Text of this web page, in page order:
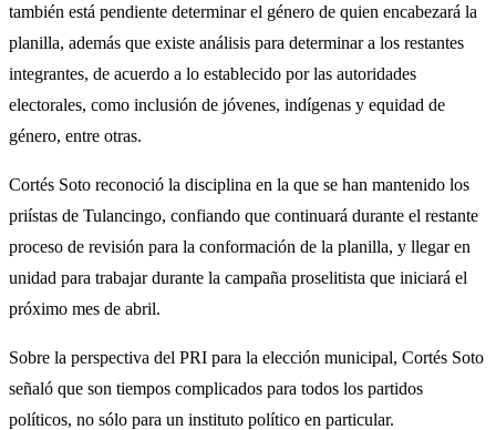
también está pendiente determinar el género de quien encabezará la
planilla, además que existe análisis para determinar a los restantes
integrantes, de acuerdo a lo establecido por las autoridades
electorales, como inclusión de jóvenes, indígenas y equidad de
género, entre otras.
Cortés Soto reconoció la disciplina en la que se han mantenido los
priístas de Tulancingo, confiando que continuará durante el restante
proceso de revisión para la conformación de la planilla, y llegar en
unidad para trabajar durante la campaña proselitista que iniciará el
próximo mes de abril.
Sobre la perspectiva del PRI para la elección municipal, Cortés Soto
señaló que son tiempos complicados para todos los partidos
políticos, no sólo para un instituto político en particular.